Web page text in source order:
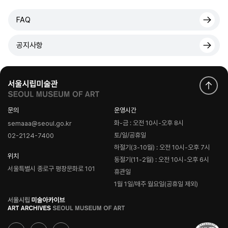
FAQ
공지사항
문의
semaaa@seoul.go.kr
02-2124-7400
위치
서울특별시 종로구 평창문화로 101
운영시간
화-금 : 오전 10시-오후 8시
토/일/공휴일
하절기(3-10월) : 오전 10시-오후 7시
동절기(11-2월) : 오전 10시-오후 6시
휴관일
1월 1일/매주 월요일(공휴일 제외)
로
고